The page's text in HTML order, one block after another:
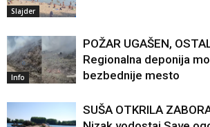
Slajder
Info
POŽAR UGAŠEN,
Regionalna deponija
bezbednije mesto
SUŠA OTKRILA